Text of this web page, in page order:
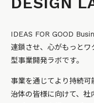
IDEAS FOR GOOD
連鎖させ、心がもっとワ
型事業開発ラボです。
事業を通じてより持続
治体の皆様に向けて、